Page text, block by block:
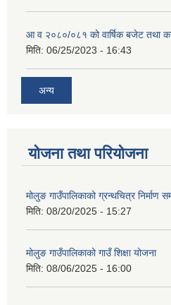
आ व २०८०/०८१ को वार्षिक बजेट तथा
मिति: 06/25/2023 - 16:43
अन्य
योजना तथा परियोजना
मोलुङ गाउँपालिकाको ग्रन्थचित्र
मिति: 08/20/2025 - 15:27
मोलुङ गाउँपालिकाको गाउँ शिक्षा योजना
मिति: 08/06/2025 - 16:00